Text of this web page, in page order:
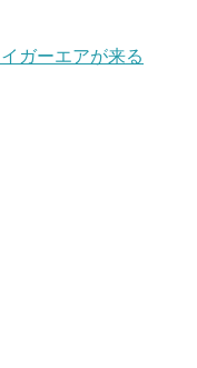
ガーエアが来る